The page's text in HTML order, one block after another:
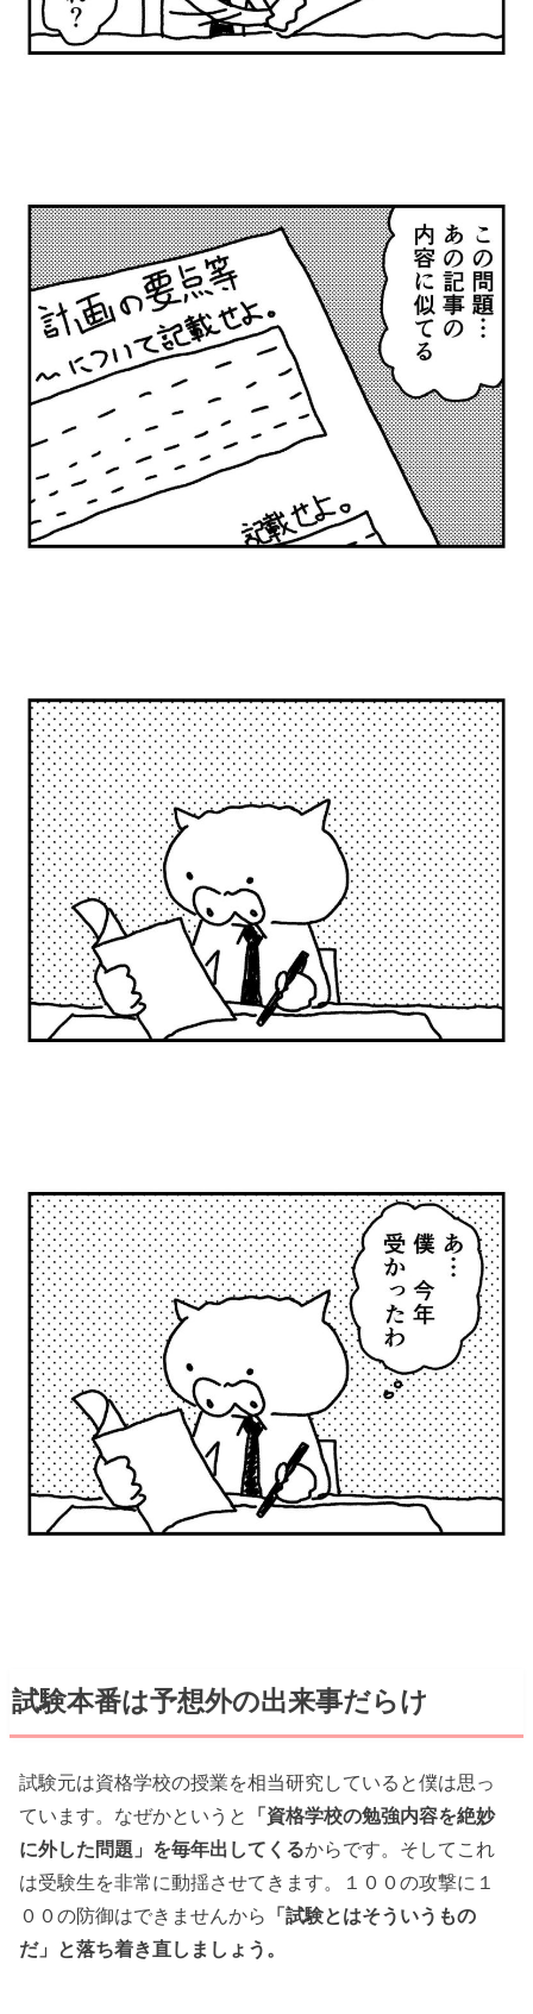
試験本番は予想外の出来事だらけ
試験元は資格学校の授業を相当研究していると僕は思っ
ています。なぜかというと
「資格学校の勉強内容を絶妙
に外した問題」を毎年出してくるからです。そしてこれ
は受験生を非常に動揺させてきます。１００の攻撃に１
００の防御はできませんから
「試験とはそういうもの
だ」と落ち着き直しましょう。